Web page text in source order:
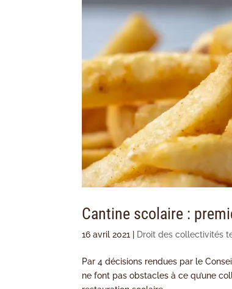
Cantine scolaire :
16 avril 2021 Droit des collectivités
Par 4 décisions rendues par le
ne font pas obstacles à ce qu’une